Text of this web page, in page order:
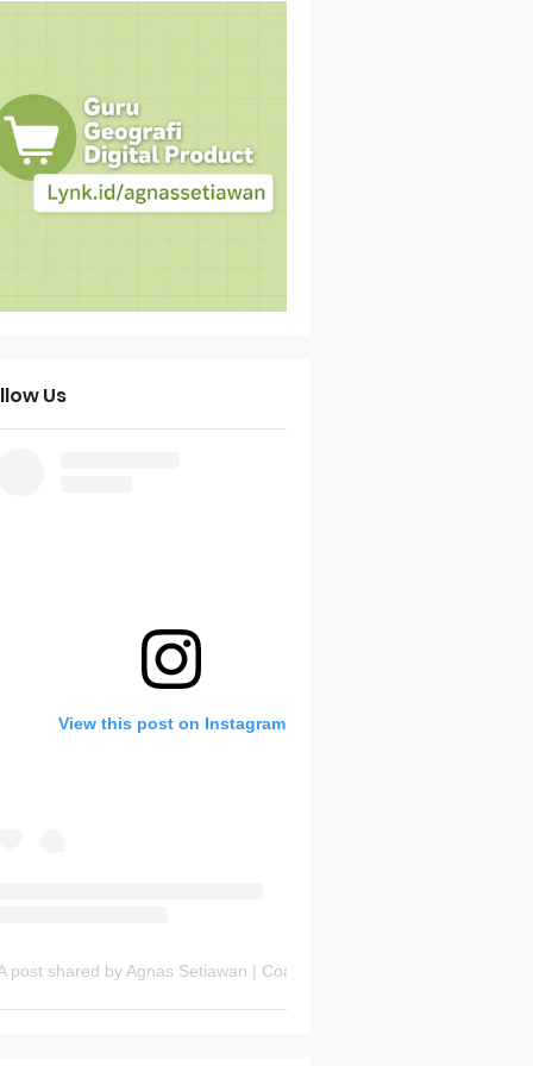
Soal HOTS Sekarang!
Us
View this post on Instagram